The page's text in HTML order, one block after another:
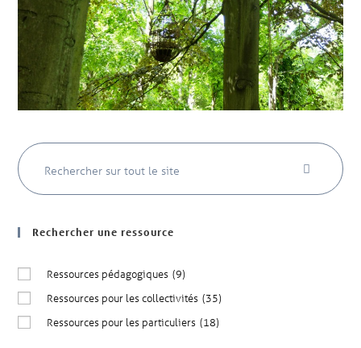
Rechercher une ressource
Ressources pédagogiques (9)
Ressources pour les collectivités (35)
Ressources pour les particuliers (18)